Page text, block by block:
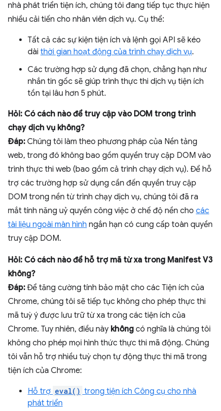
nhà phát triển tiện ích, chúng tôi đang tiếp tục thực hiện
nhiều cải tiến cho nhân viên dịch vụ. Cụ thể:
Tất cả các sự kiện tiện ích và lệnh gọi API sẽ kéo
dài thời gian hoạt động của trình chạy dịch vụ.
Các trường hợp sử dụng đã chọn, chẳng hạn như
nhắn tin gốc sẽ giúp trình thực thi dịch vụ tiện ích
tồn tại lâu hơn 5 phút.
Hỏi: Có cách nào để truy cập vào DOM trong trình
chạy dịch vụ không?
Đáp: Chúng tôi làm theo phương pháp của Nền tảng
web, trong đó không bao gồm quyền truy cập DOM vào
trình thực thi web (bao gồm cả trình chạy dịch vụ). Để hỗ
trợ các trường hợp sử dụng cần đến quyền truy cập
DOM trong nền từ trình chạy dịch vụ, chúng tôi đã ra
mắt tính năng uỷ quyền công việc ở chế độ nền cho các
tài liệu ngoài màn hình ngắn hạn có cung cấp toàn quyền
truy cập DOM.
Hỏi: Có cách nào để hỗ trợ mã từ xa trong Manifest V3
không?
Đáp: Để tăng cường tính bảo mật cho các Tiện ích của
Chrome, chúng tôi sẽ tiếp tục không cho phép thực thi
mã tuỳ ý được lưu trữ từ xa trong các tiện ích của
Chrome. Tuy nhiên, điều này không có nghĩa là chúng tôi
không cho phép mọi hình thức thực thi mã động. Chúng
tôi vẫn hỗ trợ nhiều tuỳ chọn tự động thực thi mã trong
tiện ích của Chrome:
Hỗ trợ eval() trong tiện ích Công cụ cho nhà
phát triển